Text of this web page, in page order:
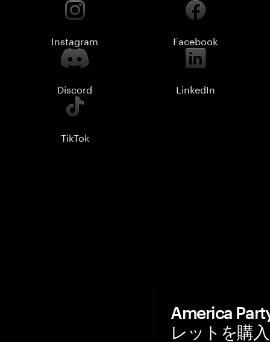
Instagram Facebook
Discord LinkedIn
TikTok
America
レットを購